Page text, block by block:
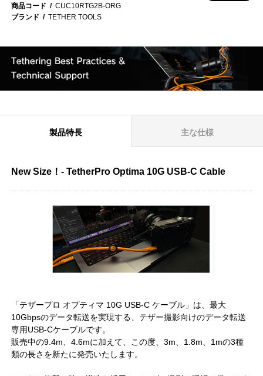
商品コード
CUC10RTG2B-ORG
ブランド
TETHER TOOLS
製品特長 主な仕様
New Size！- TetherPro Optima 10G USB-C Cable
「テザープロ オプティマ 10G USB-C ケーブル」は、最大
10Gbpsのデータ転送を実現する、テザー撮影向けのデータ転送
専用USB-Cケーブルです。
販売中の9.4m、4.6mに加えて、この度、3m、1.8m、1mの3種
類の長さを新たに発売いたします。